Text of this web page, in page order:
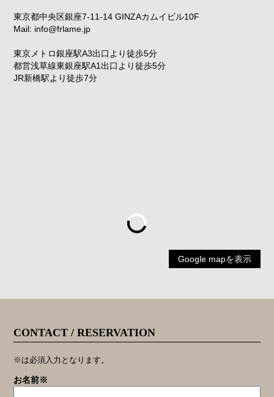
東京都中央区銀座7-11-14 GINZAカムイビル10F
Mail: info@frlame.jp
東京メトロ銀座駅A3出口より徒歩5分
都営浅草線東銀座駅A1出口より徒歩5分
JR新橋駅より徒歩7分
Google mapを表示
CONTACT / RESERVATION
※は必須入力となります。
お名前※